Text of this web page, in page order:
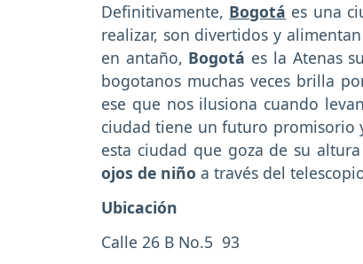
Definitivamente, Bogotá es una
realizar, son divertidos y
en antaño, Bogotá es la Atenas
bogotanos muchas veces brilla
ese que nos ilusiona cuando
ciudad tiene un futuro promisorio
esta ciudad que goza de su
ojos de niño a través del
Ubicación
Calle 26 B No.5 ­ 93